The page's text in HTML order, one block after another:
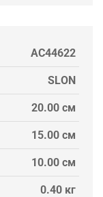
AC44622
SLON
20.00 см
15.00 см
10.00 см
0.40 кг